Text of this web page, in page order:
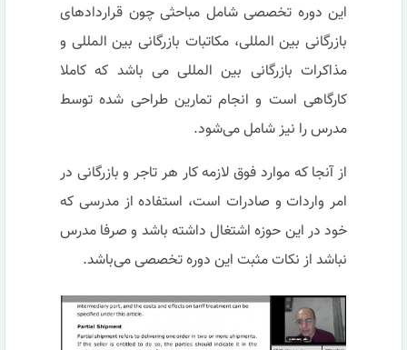
این دوره تخصصی شامل مباحثی چون قراردادهای
بازرگانی بین المللی، مکاتبات بازرگانی بین المللی و
مذاکرات بازرگانی بین المللی می باشد که کاملا
کارگاهی است و انجام تمارین طراحی شده توسط
مدرس را نیز شامل می‌شود.
از آنجا که موارد فوق لازمه کار هر تاجر و بازرگانی در
امر واردات و صادرات است، استفاده از مدرسی که
خود در این حوزه اشتغال داشته باشد و صرفا مدرس
نباشد از نکات مثبت این دوره تخصصی می‌باشد.